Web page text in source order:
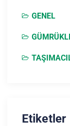
GENEL
Etiketler